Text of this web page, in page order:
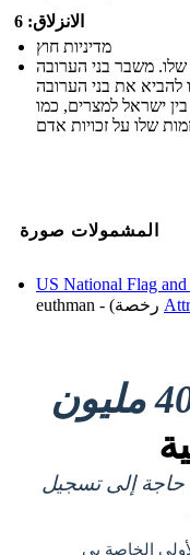
الانزلاق: 6
מדיניות חוץ
שלו. משבר בני הערובה
את בני הערובה
ישראל למצרים, כמו
المشمولات صورة
US National Flag
مليون
حاجة إلى تسجيل
الخاصة بي